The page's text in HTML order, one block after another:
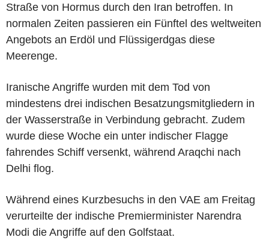
Straße von Hormus durch den Iran betroffen. In
normalen Zeiten passieren ein Fünftel des weltweiten
Angebots an Erdöl und Flüssigerdgas diese
Meerenge.
Iranische Angriffe wurden mit dem Tod von
mindestens drei indischen Besatzungsmitgliedern in
der Wasserstraße in Verbindung gebracht. Zudem
wurde diese Woche ein unter indischer Flagge
fahrendes Schiff versenkt, während Araqchi nach
Delhi flog.
Während eines Kurzbesuchs in den VAE am Freitag
verurteilte der indische Premierminister Narendra
Modi die Angriffe auf den Golfstaat.